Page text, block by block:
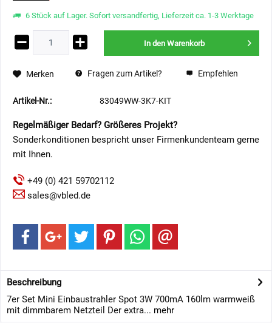
6 Stück auf Lager. Sofort versandfertig, Lieferzeit ca. 1-3 Werktage
In den Warenkorb
Merken Fragen zum Artikel? Empfehlen
Artikel-Nr.: 83049WW-3K7-KIT
Regelmäßiger Bedarf? Größeres Projekt?
Sonderkonditionen bespricht unser Firmenkundenteam gerne
mit Ihnen.
+49 (0) 421 59702112
sales@vbled.de
Beschreibung
7er Set Mini Einbaustrahler Spot 3W 700mA 160lm warmweiß
mit dimmbarem Netzteil Der extra... mehr